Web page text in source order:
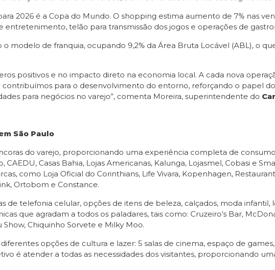
2026 é a Copa do Mundo. O shopping estima aumento de 7% nas
entretenimento, telão para transmissão dos jogos e operações de
o modelo de franquia, ocupando 9,2% da Área Bruta Locável (ABL), o
positivos e no impacto direto na economia local. A cada nova
contribuímos para o desenvolvimento do entorno, reforçando o papel
para negócios no varejo”, comenta Moreira, superintendente do
São Paulo
do varejo, proporcionando uma experiência completa de
CAEDU, Casas Bahia, Lojas Americanas, Kalunga, Lojasmel, Cobasi e
como Loja Oficial do Corinthians, Life Vivara, Kopenhagen,
Ortobom e Constance.
de telefonia celular, opções de itens de beleza, calçados, moda infantil,
que agradam a todos os paladares, tais como: Cruzeiro’s Bar,
Chiquinho Sorvete e Milky Moo.
opções de cultura e lazer: 5 salas de cinema, espaço de
é atender a todas as necessidades dos visitantes, proporcionando